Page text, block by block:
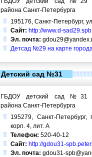
района Санкт-Петербурга
195176, Санкт-Петербург,
Сайт: http://www.d-
Эл. почта:
Детсад №29 на карте
Детский сад №31
ГБДОУ детский сад №31
района Санкт-Петербурга
195279, Санкт-
корп. 4, лит. А
Телефон: 520-40-12
Сайт: http://gdou31-
Эл. почта: gdou31-